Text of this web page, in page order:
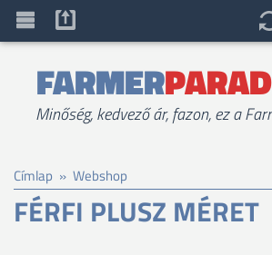
FARMER
Minőség, kedvező ár, fazon, ez a
Címlap » Webshop
FÉRFI PLUSZ MÉRET